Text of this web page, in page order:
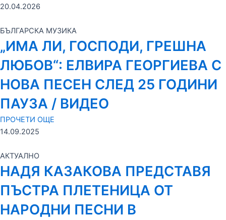
20.04.2026
БЪЛГАРСКА МУЗИКА
„ИМА ЛИ, ГОСПОДИ, ГРЕШНА
ЛЮБОВ“: ЕЛВИРА ГЕОРГИЕВА С
НОВА ПЕСЕН СЛЕД 25 ГОДИНИ
ПАУЗА / ВИДЕО
ПРОЧЕТИ ОЩЕ
14.09.2025
АКТУАЛНО
НАДЯ КАЗАКОВА ПРЕДСТАВЯ
ПЪСТРА ПЛЕТЕНИЦА ОТ
НАРОДНИ ПЕСНИ В